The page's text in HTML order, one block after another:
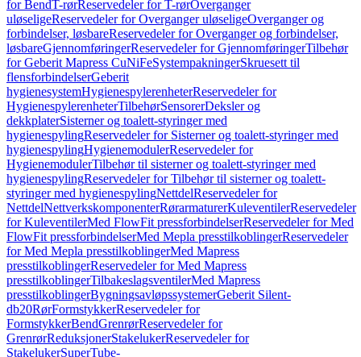
for BendT-rørReservedeler for T-rørOverganger
uløseligeReservedeler for Overganger uløseligeOverganger og
forbindelser, løsbareReservedeler for Overganger og forbindelser,
løsbareGjennomføringerReservedeler for GjennomføringerTilbehør
for Geberit Mapress CuNiFeSystempakningerSkruesett til
flensforbindelserGeberit
hygienesystemHygienespylerenheterReservedeler for
HygienespylerenheterTilbehørSensorerDeksler og
dekkplaterSisterner og toalett-styringer med
hygienespylingReservedeler for Sisterner og toalett-styringer med
hygienespylingHygienemodulerReservedeler for
HygienemodulerTilbehør til sisterner og toalett-styringer med
hygienespylingReservedeler for Tilbehør til sisterner og toalett-
styringer med hygienespylingNettdelReservedeler for
NettdelNettverkskomponenterRørarmaturerKuleventilerReservedeler
for KuleventilerMed FlowFit pressforbindelserReservedeler for Med
FlowFit pressforbindelserMed Mepla presstilkoblingerReservedeler
for Med Mepla presstilkoblingerMed Mapress
presstilkoblingerReservedeler for Med Mapress
presstilkoblingerTilbakeslagsventilerMed Mapress
presstilkoblingerBygningsavløpssystemerGeberit Silent-
db20RørFormstykkerReservedeler for
FormstykkerBendGrenrørReservedeler for
GrenrørReduksjonerStakelukerReservedeler for
StakelukerSuperTube-